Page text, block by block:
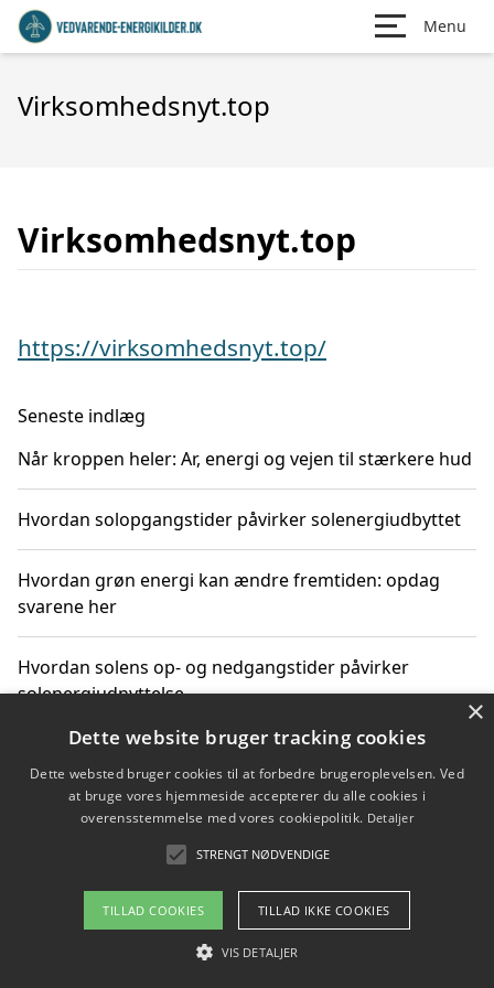
Menu
Virksomhedsnyt.top
Virksomhedsnyt.top
https://virksomhedsnyt.top/
Seneste indlæg
Når kroppen heler: Ar, energi og vejen til stærkere hud
Hvordan solopgangstider påvirker solenergiudbyttet
Hvordan grøn energi kan ændre fremtiden: opdag
svarene her
Hvordan solens op- og nedgangstider påvirker
solenergiudnyttelse
Hvordan du får svar på energispørgsmål om
vedvarende energikilder
Om / kontakt
Blog Betingelser
×
Dette website bruger tracking cookies
Dette websted bruger cookies til at forbedre brugeroplevelsen. Ved
at bruge vores hjemmeside accepterer du alle cookies i
overensstemmelse med vores cookiepolitik. Detaljer
STRENGT NØDVENDIGE
TILLAD COOKIES TILLAD IKKE COOKIES
VIS DETALJER